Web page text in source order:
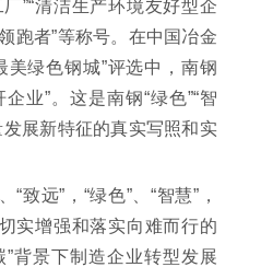
”“清洁生产环境友好型企
跑者”等称号。在中国冶金
美绿色钢城”评选中，南钢
业”。这是南钢“绿色”“智
发展新特征的真实写照和实
“致远”，“绿色”、“智慧”，
实增强和落实向难而行的
背景下制造企业转型发展